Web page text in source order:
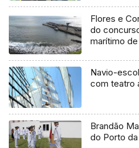
Flores e
do
marítimo
Navio-
com teatro
Brandão
do Porto